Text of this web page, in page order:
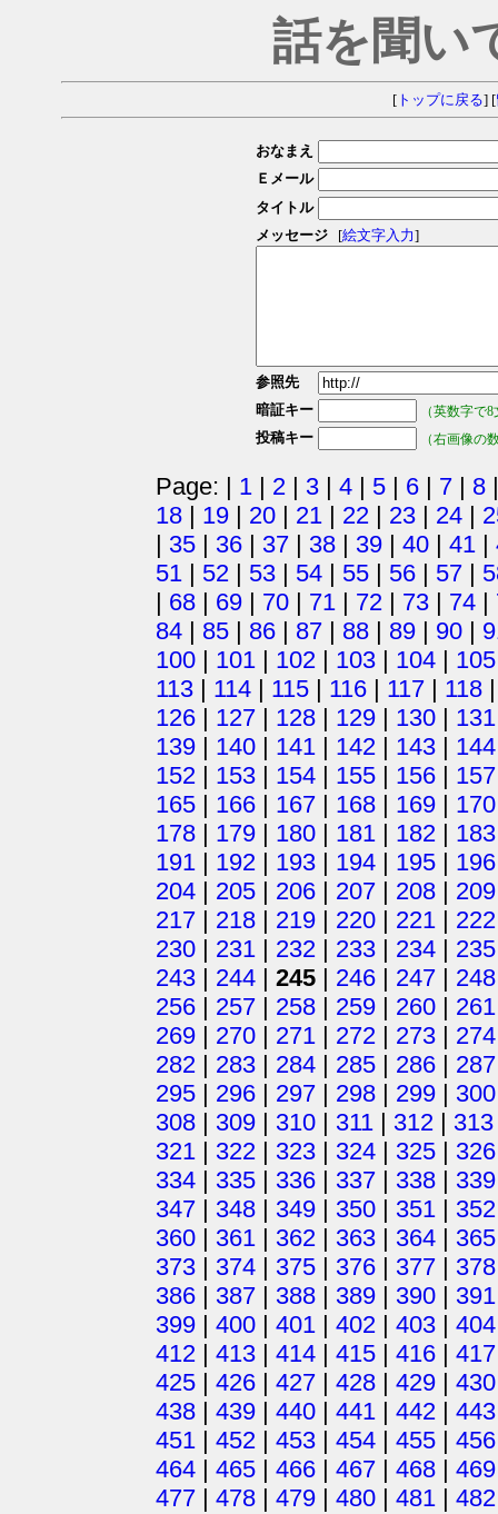
話を聞い
[トップに戻る] [
おなまえ
Ｅメール
タイトル
メッセージ
[絵文字入力]
参照先
暗証キー
（英数字で
投稿キー （右画像の
Page: | 1 | 2 | 3 | 4 | 5 | 6 | 7 | 8
18 | 19 | 20 | 21 | 22 | 23 | 24 |
| 35 | 36 | 37 | 38 | 39 | 40 | 41 |
51 | 52 | 53 | 54 | 55 | 56 | 57 |
| 68 | 69 | 70 | 71 | 72 | 73 | 74 |
84 | 85 | 86 | 87 | 88 | 89 | 90 |
100 | 101 | 102 | 103 | 104 | 105
113 | 114 | 115 | 116 | 117 | 118
126 | 127 | 128 | 129 | 130 | 131
139 | 140 | 141 | 142 | 143 | 144
152 | 153 | 154 | 155 | 156 | 157
165 | 166 | 167 | 168 | 169 | 170
178 | 179 | 180 | 181 | 182 | 183
191 | 192 | 193 | 194 | 195 | 196
204 | 205 | 206 | 207 | 208 | 209
217 | 218 | 219 | 220 | 221 | 222
230 | 231 | 232 | 233 | 234 | 235
243 | 244 | 245 | 246 | 247 | 248
256 | 257 | 258 | 259 | 260 | 261
269 | 270 | 271 | 272 | 273 | 274
282 | 283 | 284 | 285 | 286 | 287
295 | 296 | 297 | 298 | 299 | 300
308 | 309 | 310 | 311 | 312 | 313
321 | 322 | 323 | 324 | 325 | 326
334 | 335 | 336 | 337 | 338 | 339
347 | 348 | 349 | 350 | 351 | 352
360 | 361 | 362 | 363 | 364 | 365
373 | 374 | 375 | 376 | 377 | 378
386 | 387 | 388 | 389 | 390 | 391
399 | 400 | 401 | 402 | 403 | 404
412 | 413 | 414 | 415 | 416 | 417
425 | 426 | 427 | 428 | 429 | 430
438 | 439 | 440 | 441 | 442 | 443
451 | 452 | 453 | 454 | 455 | 456
464 | 465 | 466 | 467 | 468 | 469
477 | 478 | 479 | 480 | 481 | 482